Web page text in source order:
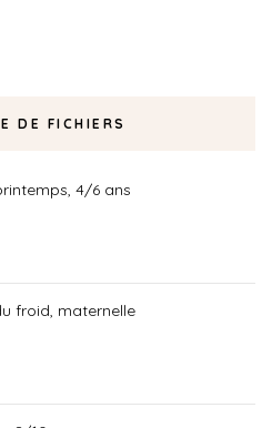
DE FICHIERS
4/6 ans
froid, maternelle